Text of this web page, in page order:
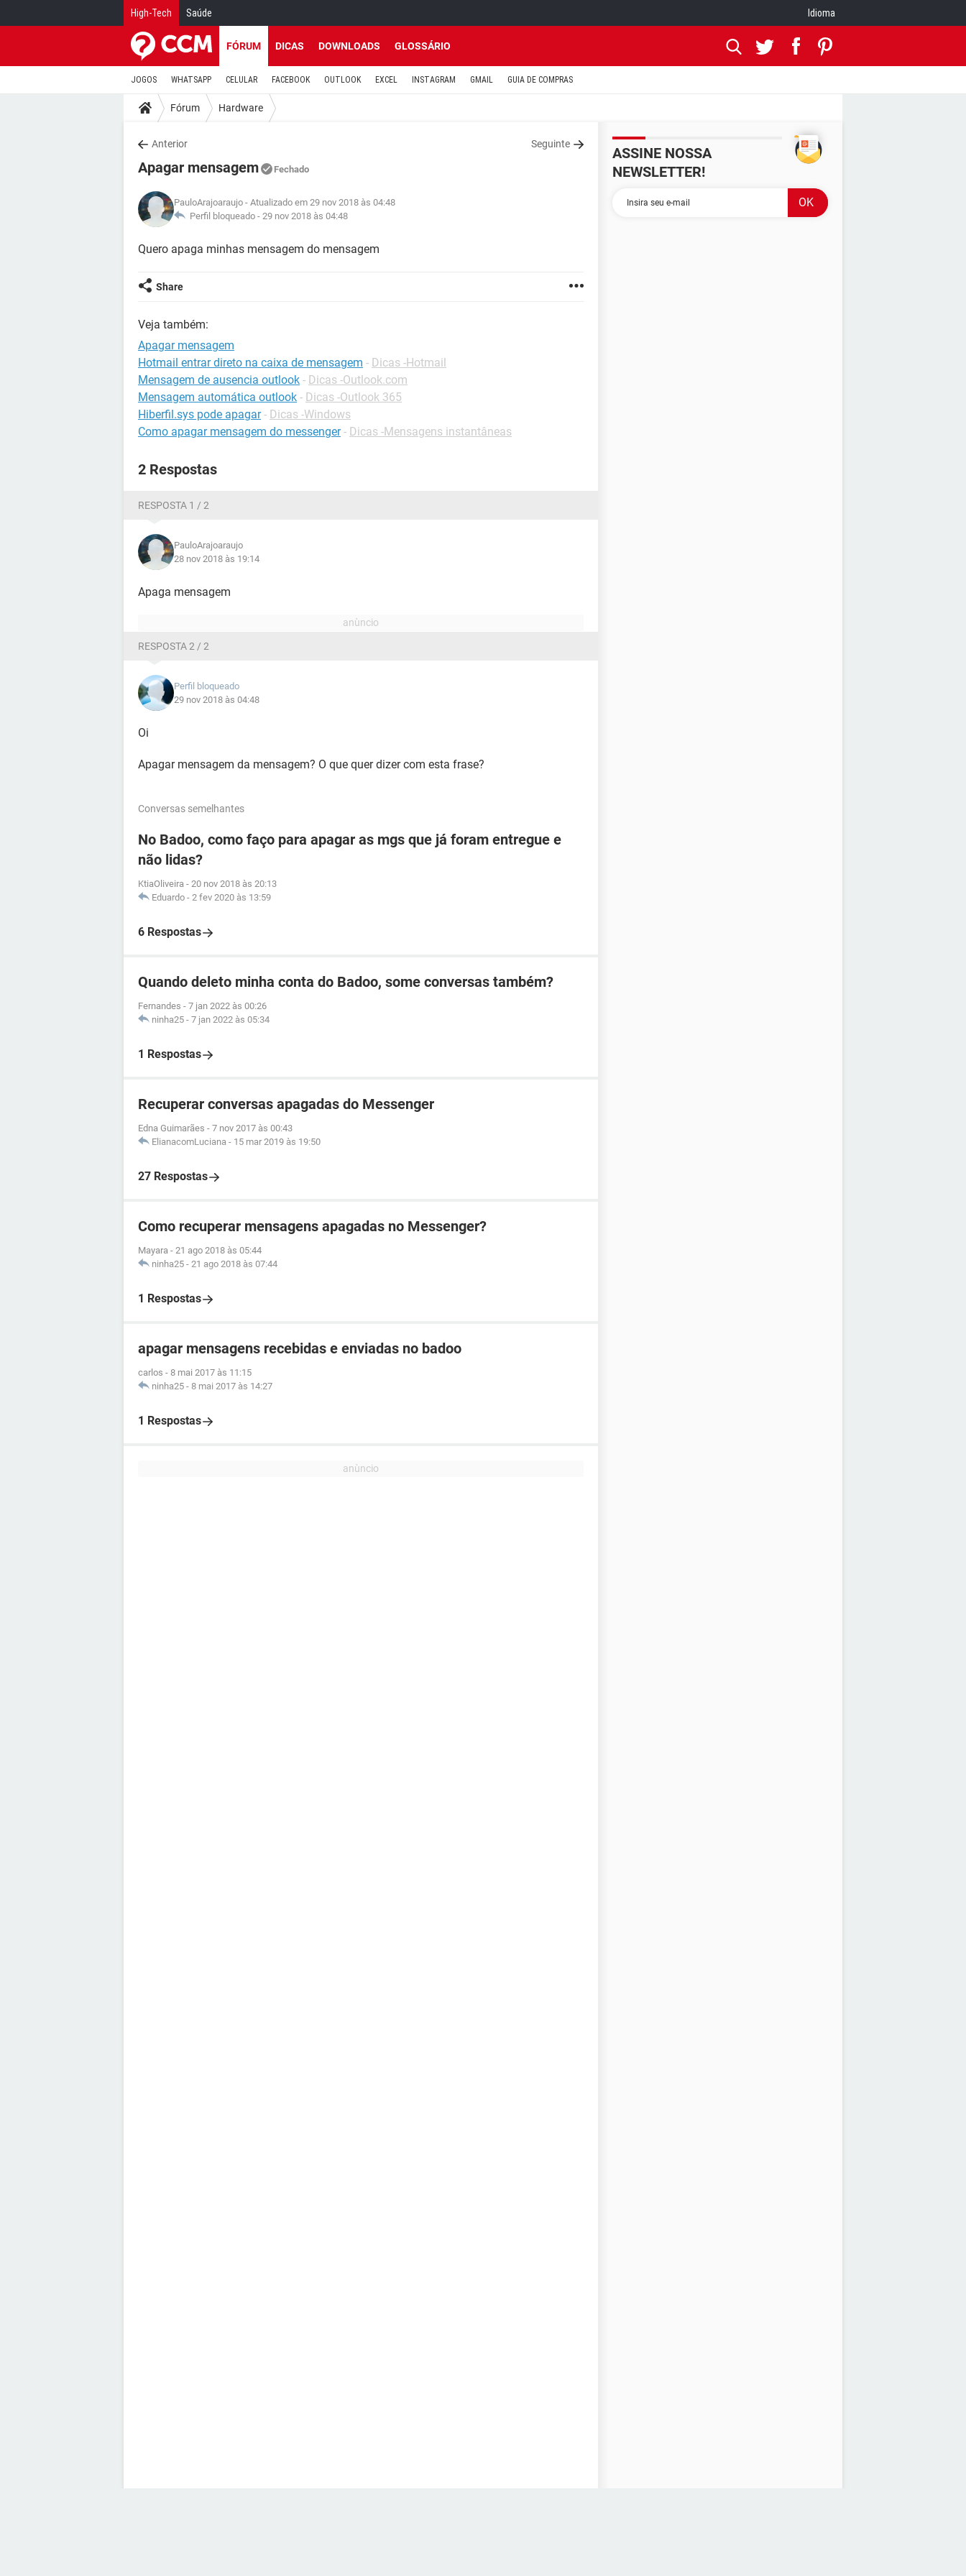
High-Tech Saúde Idioma
FÓRUM DICAS DOWNLOADS GLOSSÁRIO
JOGOS WHATSAPP CELULAR FACEBOOK OUTLOOK EXCEL INSTAGRAM GMAIL GUIA DE COMPRAS
Fórum Hardware
Anterior Seguinte
Apagar mensagem Fechado
PauloArajoaraujo - Atualizado em 29 nov 2018 às 04:48
Perfil bloqueado - 29 nov 2018 às 04:48
Quero apaga minhas mensagem do mensagem
Share
Veja também:
Apagar mensagem
Hotmail entrar direto na caixa de mensagem - Dicas -Hotmail
Mensagem de ausencia outlook - Dicas -Outlook.com
Mensagem automática outlook - Dicas -Outlook 365
Hiberfil.sys pode apagar - Dicas -Windows
Como apagar mensagem do messenger - Dicas -Mensagens instantâneas
2 Respostas
RESPOSTA 1 / 2
PauloArajoaraujo
28 nov 2018 às 19:14
Apaga mensagem
RESPOSTA 2 / 2
Perfil bloqueado
29 nov 2018 às 04:48
Oi
Apagar mensagem da mensagem? O que quer dizer com esta frase?
Conversas semelhantes
No Badoo, como faço para apagar as mgs que já foram entregue e
não lidas?
KtiaOliveira - 20 nov 2018 às 20:13
Eduardo - 2 fev 2020 às 13:59
6 Respostas
Quando deleto minha conta do Badoo, some conversas também?
Fernandes - 7 jan 2022 às 00:26
ninha25 - 7 jan 2022 às 05:34
1 Respostas
Recuperar conversas apagadas do Messenger
Edna Guimarães - 7 nov 2017 às 00:43
ElianacomLuciana - 15 mar 2019 às 19:50
27 Respostas
Como recuperar mensagens apagadas no Messenger?
Mayara - 21 ago 2018 às 05:44
ninha25 - 21 ago 2018 às 07:44
1 Respostas
apagar mensagens recebidas e enviadas no badoo
carlos - 8 mai 2017 às 11:15
ninha25 - 8 mai 2017 às 14:27
1 Respostas
ASSINE NOSSA
NEWSLETTER!